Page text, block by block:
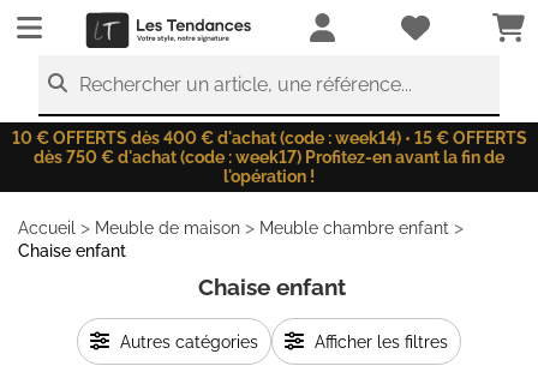
LesTendances.fr
Rechercher un article, une référence...
10 € OFFERTS dès 400 € d'achat (code : week14) • 15 € OFFERTS
dès 750 € d'achat (code : week17) Profitez-en avant la fin de
l'opération !
Accueil > Meuble de maison > Meuble chambre enfant >
Chaise enfant
Chaise enfant
Autres catégories Afficher les filtres